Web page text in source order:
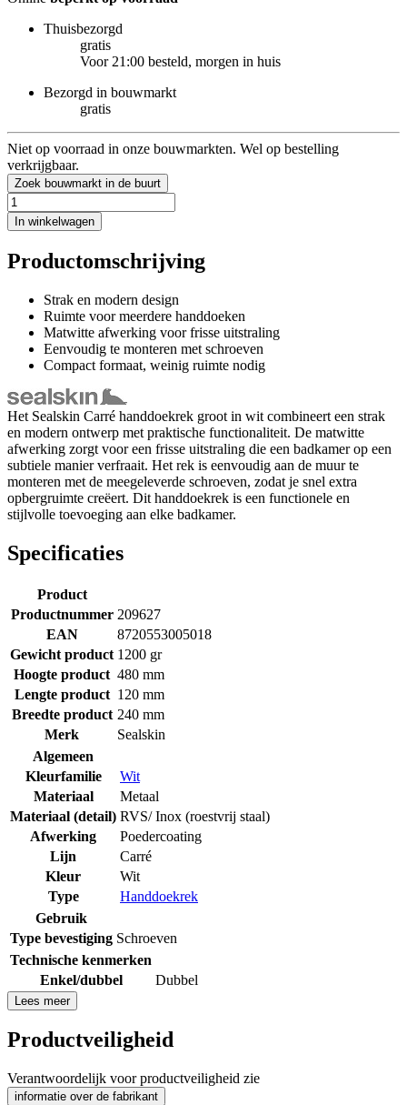
Thuisbezorgd
gratis
Voor 21:00 besteld, morgen in huis
Bezorgd in bouwmarkt
gratis
Niet op voorraad in onze bouwmarkten. Wel op bestelling
verkrijgbaar.
Zoek bouwmarkt in de buurt
In winkelwagen
Productomschrijving
Strak en modern design
Ruimte voor meerdere handdoeken
Matwitte afwerking voor frisse uitstraling
Eenvoudig te monteren met schroeven
Compact formaat, weinig ruimte nodig
Het Sealskin Carré handdoekrek groot in wit combineert een strak
en modern ontwerp met praktische functionaliteit. De matwitte
afwerking zorgt voor een frisse uitstraling die een badkamer op een
subtiele manier verfraait. Het rek is eenvoudig aan de muur te
monteren met de meegeleverde schroeven, zodat je snel extra
opbergruimte creëert. Dit handdoekrek is een functionele en
stijlvolle toevoeging aan elke badkamer.
Specificaties
Product
Productnummer 209627
EAN
8720553005018
Gewicht product 1200 gr
Hoogte product 480 mm
Lengte product 120 mm
Breedte product 240 mm
Merk
Sealskin
Algemeen
Kleurfamilie
Wit
Materiaal
Metaal
Materiaal (detail) RVS/ Inox (roestvrij staal)
Afwerking
Poedercoating
Lijn
Carré
Kleur
Wit
Type
Handdoekrek
Gebruik
Type bevestiging Schroeven
Technische kenmerken
Enkel/dubbel
Dubbel
Lees meer
Productveiligheid
Verantwoordelijk voor productveiligheid zie
informatie over de fabrikant